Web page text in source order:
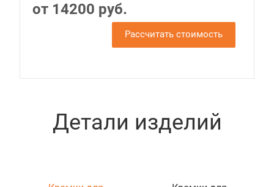
от 14200 руб.
Рассчитать стоимость
Детали изделий